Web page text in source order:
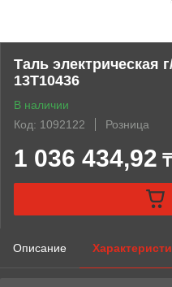
Таль электрическая
13Т10436
В наличии
Код: 1092122
Розница
1 036 434,92 ₸
Описание